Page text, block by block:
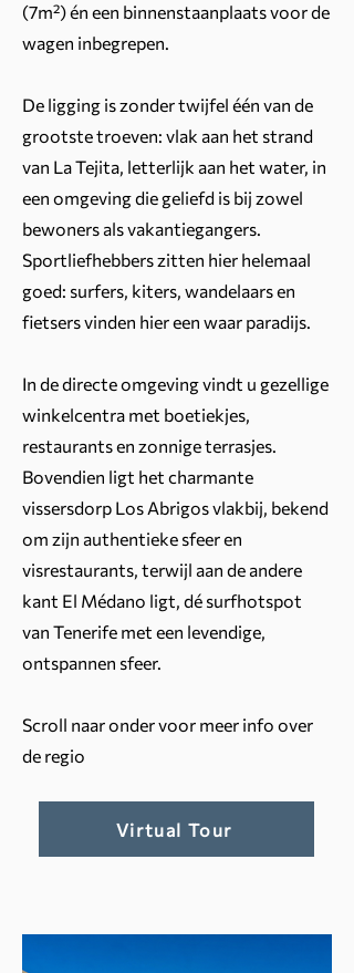
(7m²) én een binnenstaanplaats voor de
wagen inbegrepen.
De ligging is zonder twijfel één van de
grootste troeven: vlak aan het strand
van La Tejita, letterlijk aan het water, in
een omgeving die geliefd is bij zowel
bewoners als vakantiegangers.
Sportliefhebbers zitten hier helemaal
goed: surfers, kiters, wandelaars en
fietsers vinden hier een waar paradijs.
In de directe omgeving vindt u gezellige
winkelcentra met boetiekjes,
restaurants en zonnige terrasjes.
Bovendien ligt het charmante
vissersdorp Los Abrigos vlakbij, bekend
om zijn authentieke sfeer en
visrestaurants, terwijl aan de andere
kant El Médano ligt, dé surfhotspot
van Tenerife met een levendige,
ontspannen sfeer.
Scroll naar onder voor meer info over
de regio
Virtual Tour